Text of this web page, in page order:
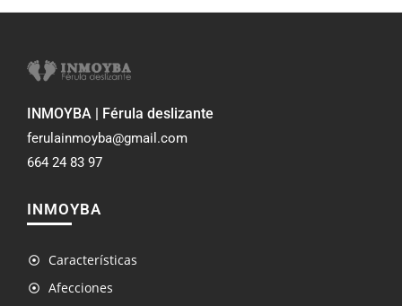
INMOYBA | Férula deslizante
ferulainmoyba@gmail.com
664 24 83 97
INMOYBA
Características
Afecciones